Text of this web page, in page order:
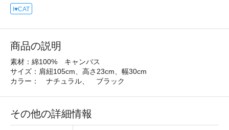
I♥CAT
商品の説明
素材：綿100% キャンバス
サイズ：肩紐105cm、高さ23cm、幅30cm
カラー： ナチュラル、 ブラック
その他の詳細情報